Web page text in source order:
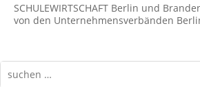
SCHULEWIRTSCHAFT Berlin und
von den Unternehmens­verbänden